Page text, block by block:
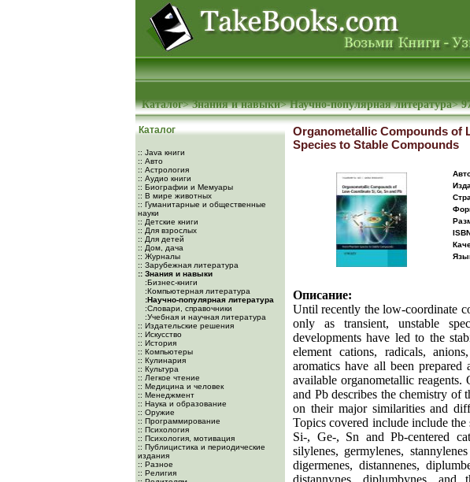
Каталог>Знания и навыки>Научно-популярная литература>
Каталог
:: Java книги
:: Авто
:: Астрология
:: Аудио книги
:: Биографии и Мемуары
:: В мире животных
:: Гуманитарные и общественные
науки
:: Детские книги
:: Для взрослых
:: Для детей
:: Дом, дача
:: Журналы
:: Зарубежная литература
:: Знания и навыки
:Бизнес-книги
:Компьютерная литература
:Научно-популярная литература
:Словари, справочники
:Учебная и научная литература
:: Издательские решения
:: Искусство
:: История
:: Компьютеры
:: Кулинария
:: Культура
:: Легкое чтение
:: Медицина и человек
:: Менеджмент
:: Наука и образование
:: Оружие
:: Программирование
:: Психология
:: Психология, мотивация
:: Публицистика и периодические
издания
:: Разное
:: Религия
Organometallic Compounds of
Species to Stable Compounds
Описание:
Until recently the low-coordinate
only as transient, unstable
developments have led to the
element cations, radicals,
aromatics have all been
available organometallic
and Pb describes the chemistry of
on their major similarities and
Topics covered include include
Si-, Ge-, Sn and Pb-centered
silylenes, germylenes,
digermenes, distannenes,
distannynes, diplumbynes, and